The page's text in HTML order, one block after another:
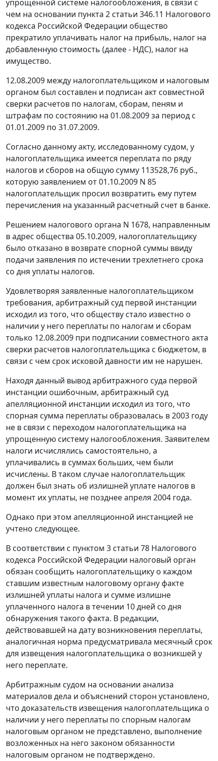
упрощенной системе налогообложения, в связи с
чем на основании пункта 2 статьи 346.11 Налогового
кодекса Российской Федерации общество
прекратило уплачивать налог на прибыль, налог на
добавленную стоимость (далее - НДС), налог на
имущество.
12.08.2009 между налогоплательщиком и налоговым
органом был составлен и подписан акт совместной
сверки расчетов по налогам, сборам, пеням и
штрафам по состоянию на 01.08.2009 за период с
01.01.2009 по 31.07.2009.
Согласно данному акту, исследованному судом, у
налогоплательщика имеется переплата по ряду
налогов и сборов на общую сумму 113528,76 руб.,
которую заявлением от 01.10.2009 N 85
налогоплательщик просил возвратить ему путем
перечисления на указанный расчетный счет в банке.
Решением налогового органа N 1678, направленным
в адрес общества 05.10.2009, налогоплательщику
было отказано в возврате спорной суммы ввиду
подачи заявления по истечении трехлетнего срока
со дня уплаты налогов.
Удовлетворяя заявленные налогоплательщиком
требования, арбитражный суд первой инстанции
исходил из того, что обществу стало известно о
наличии у него переплаты по налогам и сборам
только 12.08.2009 при подписании совместного акта
сверки расчетов налогоплательщика с бюджетом, в
связи с чем срок исковой давности им не нарушен.
Находя данный вывод арбитражного суда первой
инстанции ошибочным, арбитражный суд
апелляционной инстанции исходил из того, что
спорная сумма переплаты образовалась в 2003 году
не в связи с переходом налогоплательщика на
упрощенную систему налогообложения. Заявителем
налоги исчислялись самостоятельно, а
уплачивались в суммах больших, чем были
исчислены. В таком случае налогоплательщик
должен был знать об излишней уплате налогов в
момент их уплаты, не позднее апреля 2004 года.
Однако при этом апелляционной инстанцией не
учтено следующее.
В соответствии с пунктом 3 статьи 78 Налогового
кодекса Российской Федерации налоговый орган
обязан сообщить налогоплательщику о каждом
ставшим известным налоговому органу факте
излишней уплаты налога и сумме излишне
уплаченного налога в течении 10 дней со дня
обнаружения такого факта. В редакции,
действовавшей на дату возникновения переплаты,
аналогичная норма предусматривала месячный срок
для извещения налогоплательщика о возникшей у
него переплате.
Арбитражным судом на основании анализа
материалов дела и объяснений сторон установлено,
что доказательств извещения налогоплательщика о
наличии у него переплаты по спорным налогам
налоговым органом не представлено, выполнение
возложенных на него законом обязанности
налоговым органом не подтверждено.